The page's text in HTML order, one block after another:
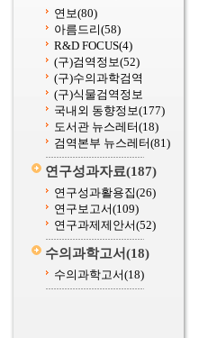
연보(80)
아름드리(58)
R&D FOCUS(4)
(구)검역정보(52)
(구)수의과학검역
(구)식물검역정보
국내외 동향정보(177)
도서관 뉴스레터(18)
검역본부 뉴스레터(81)
연구성과자료(187)
연구성과활용집(26)
연구보고서(109)
연구과제제안서(52)
수의과학고서(18)
수의과학고서(18)